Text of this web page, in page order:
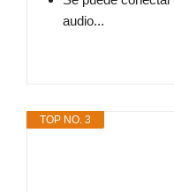
audio...
TOP NO. 3